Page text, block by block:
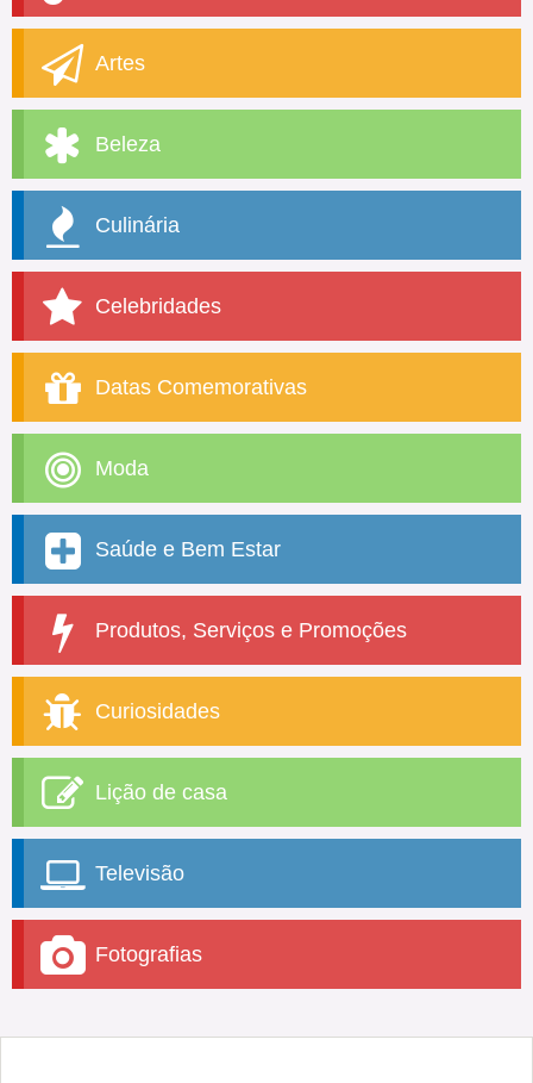
Artes
Beleza
Culinária
Celebridades
Datas Comemorativas
Moda
Saúde e Bem Estar
Produtos, Serviços e Promoções
Curiosidades
Lição de casa
Televisão
Fotografias